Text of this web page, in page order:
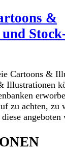
&
Cartoons &
Illustrationen
zu achten, zu